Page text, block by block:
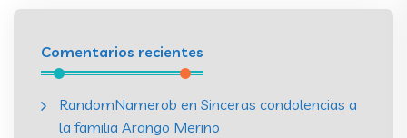
Comentarios recientes
RandomNamerob en Sinceras condolencias a
la familia Arango Merino